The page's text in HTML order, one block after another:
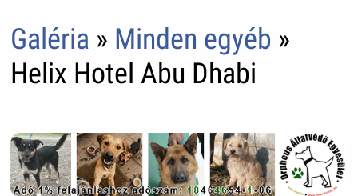
Galéria » Minden egyéb »
Helix Hotel Abu Dhabi